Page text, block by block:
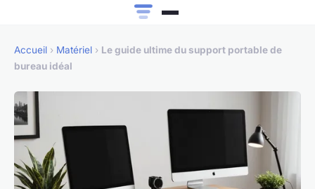
Accueil › Matériel › Le guide ultime du support portable de
bureau idéal